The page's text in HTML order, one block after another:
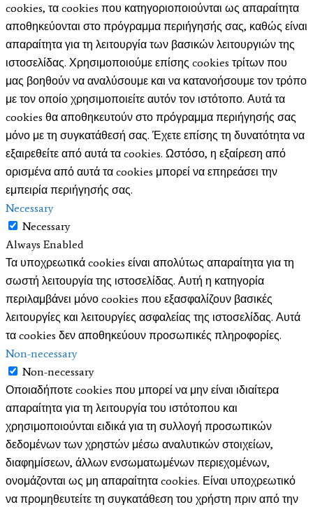
cookies, τα cookies που κατηγοριοποιούνται ως απαραίτητα
αποθηκεύονται στο πρόγραμμα περιήγησής σας, καθώς είναι
απαραίτητα για τη λειτουργία των βασικών λειτουργιών της
ιστοσελίδας. Χρησιμοποιούμε επίσης cookies τρίτων που
μας βοηθούν να αναλύσουμε και να κατανοήσουμε τον τρόπο
με τον οποίο χρησιμοποιείτε αυτόν τον ιστότοπο. Αυτά τα
cookies θα αποθηκευτούν στο πρόγραμμα περιήγησής σας
μόνο με τη συγκατάθεσή σας. Έχετε επίσης τη δυνατότητα να
εξαιρεθείτε από αυτά τα cookies. Ωστόσο, η εξαίρεση από
ορισμένα από αυτά τα cookies μπορεί να επηρεάσει την
εμπειρία περιήγησής σας.
Necessary
Necessary
Always Enabled
Τα υποχρεωτικά cookies είναι απολύτως απαραίτητα για τη
σωστή λειτουργία της ιστοσελίδας. Αυτή η κατηγορία
περιλαμβάνει μόνο cookies που εξασφαλίζουν βασικές
λειτουργίες και λειτουργίες ασφαλείας της ιστοσελίδας. Αυτά
τα cookies δεν αποθηκεύουν προσωπικές πληροφορίες.
Non-necessary
Non-necessary
Οποιαδήποτε cookies που μπορεί να μην είναι ιδιαίτερα
απαραίτητα για τη λειτουργία του ιστότοπου και
χρησιμοποιούνται ειδικά για τη συλλογή προσωπικών
δεδομένων των χρηστών μέσω αναλυτικών στοιχείων,
διαφημίσεων, άλλων ενσωματωμένων περιεχομένων,
ονομάζονται ως μη απαραίτητα cookies. Είναι υποχρεωτικό
να προμηθευτείτε τη συγκατάθεση του χρήστη πριν από την